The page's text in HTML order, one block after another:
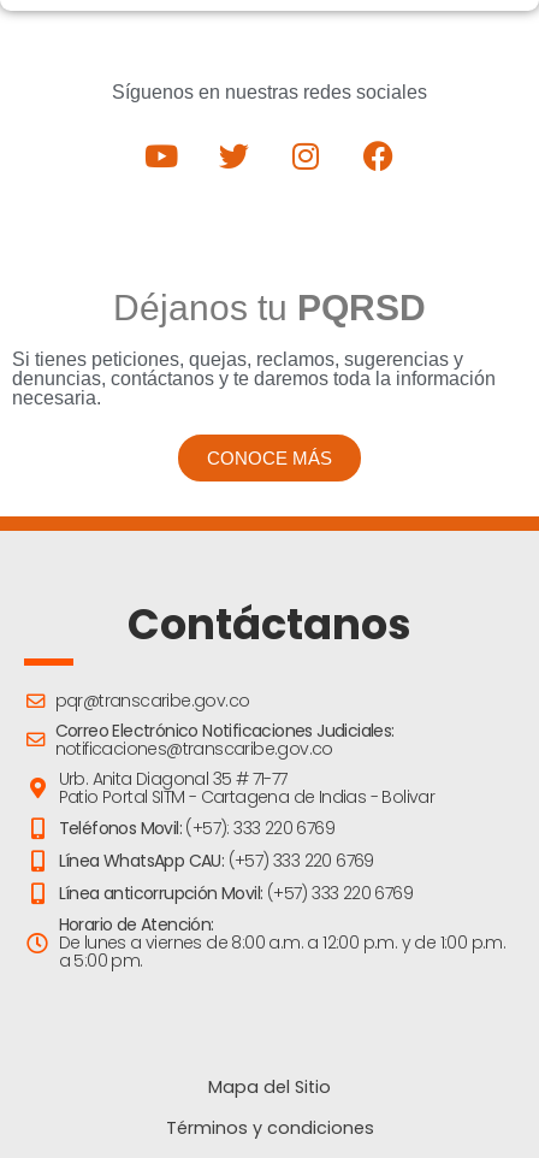
Síguenos en nuestras redes sociales
Déjanos tu PQRSD
Si tienes peticiones, quejas, reclamos, sugerencias y
denuncias, contáctanos y te daremos toda la información
necesaria.
CONOCE MÁS
Contáctanos
pqr@transcaribe.gov.co
Correo Electrónico Notificaciones Judiciales:
notificaciones@transcaribe.gov.co
Urb. Anita Diagonal 35 # 71-77
Patio Portal SITM - Cartagena de Indias - Bolivar
Teléfonos Movil: (+57): 333 220 6769
Línea WhatsApp CAU: (+57) 333 220 6769
Línea anticorrupción Movil: (+57) 333 220 6769
Horario de Atención:
De lunes a viernes de 8:00 a.m. a 12:00 p.m. y de 1:00 p.m.
a 5:00 pm.
Mapa del Sitio
Términos y condiciones